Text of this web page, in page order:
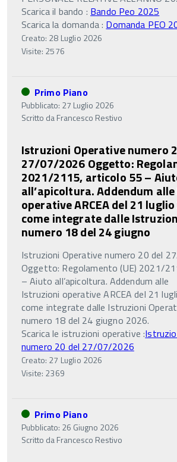
Scarica il bando : Bando Peo 2025
Scarica la domanda : Domanda PEO
Creato: 28 Luglio 2026
Visite: 2576
Primo Piano
Pubblicato: 27 Luglio 2026
Scritto daFrancesco Restivo
Istruzioni Operative numero
27/07/2026 Oggetto:
2021/2115, articolo 55 –
all’apicoltura. Addendum
operative ARCEA del 21
come integrate dalle
numero 18 del 24 giugno
Istruzioni Operative numero 20 del
Oggetto: Regolamento (UE) 2021/
– Aiuto all’apicoltura. Addendum alle
Istruzioni operative ARCEA del 21
come integrate dalle Istruzioni
numero 18 del 24 giugno 2026.
Scarica le istruzioni operative :
numero 20 del 27/07/2026
Creato: 27 Luglio 2026
Visite: 2369
Primo Piano
Pubblicato: 26 Giugno 2026
Scritto daFrancesco Restivo